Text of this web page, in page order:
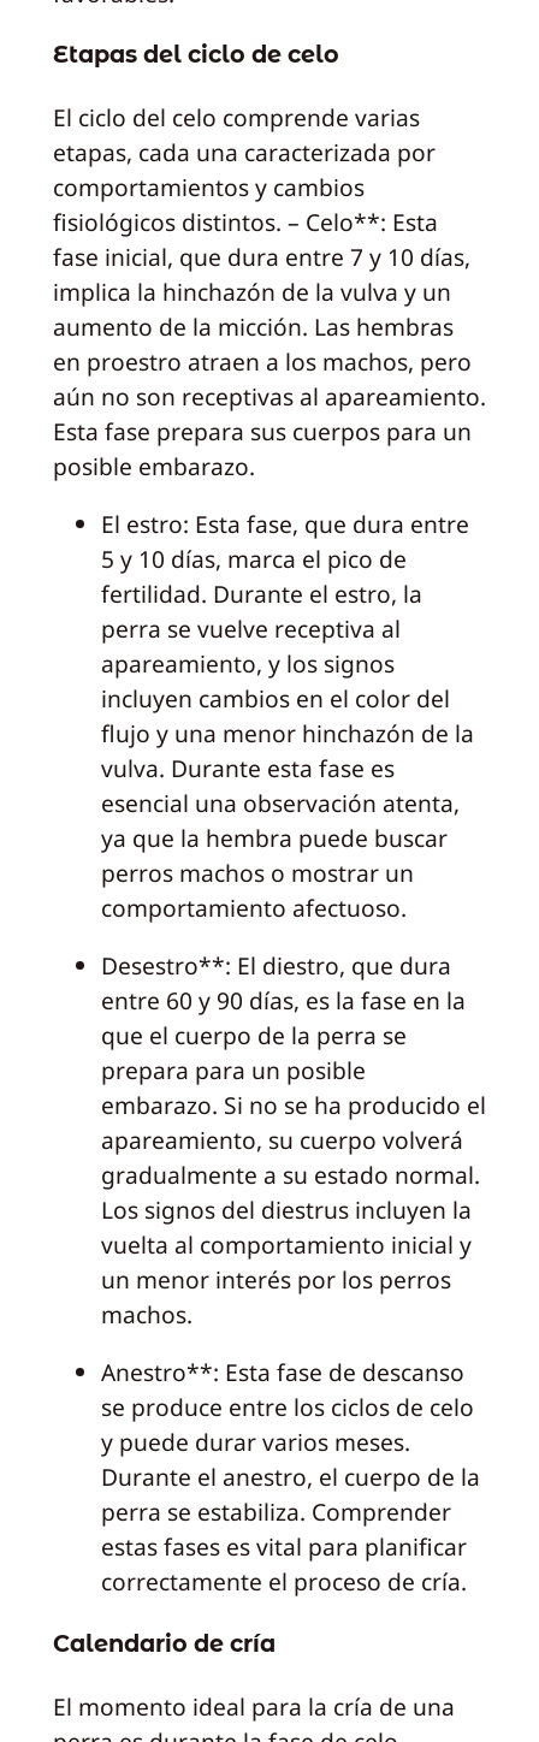
Etapas del ciclo de celo
El ciclo del celo comprende varias
etapas, cada una caracterizada por
comportamientos y cambios
fisiológicos distintos. – Celo**: Esta
fase inicial, que dura entre 7 y 10 días,
implica la hinchazón de la vulva y un
aumento de la micción. Las hembras
en proestro atraen a los machos, pero
aún no son receptivas al apareamiento.
Esta fase prepara sus cuerpos para un
posible embarazo.
El estro: Esta fase, que dura entre
5 y 10 días, marca el pico de
fertilidad. Durante el estro, la
perra se vuelve receptiva al
apareamiento, y los signos
incluyen cambios en el color del
flujo y una menor hinchazón de la
vulva. Durante esta fase es
esencial una observación atenta,
ya que la hembra puede buscar
perros machos o mostrar un
comportamiento afectuoso.
Desestro**: El diestro, que dura
entre 60 y 90 días, es la fase en la
que el cuerpo de la perra se
prepara para un posible
embarazo. Si no se ha producido el
apareamiento, su cuerpo volverá
gradualmente a su estado normal.
Los signos del diestrus incluyen la
vuelta al comportamiento inicial y
un menor interés por los perros
machos.
Anestro**: Esta fase de descanso
se produce entre los ciclos de celo
y puede durar varios meses.
Durante el anestro, el cuerpo de la
perra se estabiliza. Comprender
estas fases es vital para planificar
correctamente el proceso de cría.
Calendario de cría
El momento ideal para la cría de una